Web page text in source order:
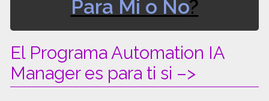
Para Mi o No?
El Programa Automation IA
Manager es para ti si –>